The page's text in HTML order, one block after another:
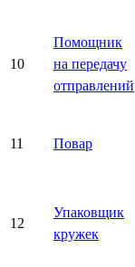
10
Помощник
на передачу
отправлений
11 Повар
12
Упаковщик
кружек